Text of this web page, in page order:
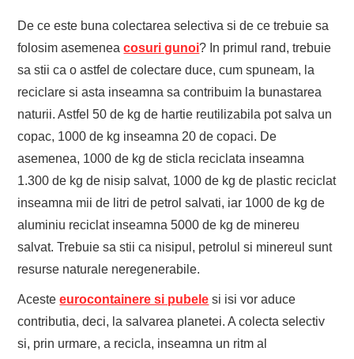
De ce este buna colectarea selectiva si de ce trebuie sa
folosim asemeneacosuri gunoi? In primul rand, trebuie
sa stii ca o astfel de colectare duce, cum spuneam, la
reciclare si asta inseamna sa contribuim la bunastarea
naturii. Astfel 50 de kg de hartie reutilizabila pot salva un
copac, 1000 de kg inseamna 20 de copaci. De
asemenea, 1000 de kg de sticla reciclata inseamna
1.300 de kg de nisip salvat, 1000 de kg de plastic reciclat
inseamna mii de litri de petrol salvati, iar 1000 de kg de
aluminiu reciclat inseamna 5000 de kg de minereu
salvat. Trebuie sa stii ca nisipul, petrolul si minereul sunt
resurse naturale neregenerabile.
Acesteeurocontainere si pubele si isi vor aduce
contributia, deci, la salvarea planetei. A colecta selectiv
si, prin urmare, a recicla, inseamna un ritm al